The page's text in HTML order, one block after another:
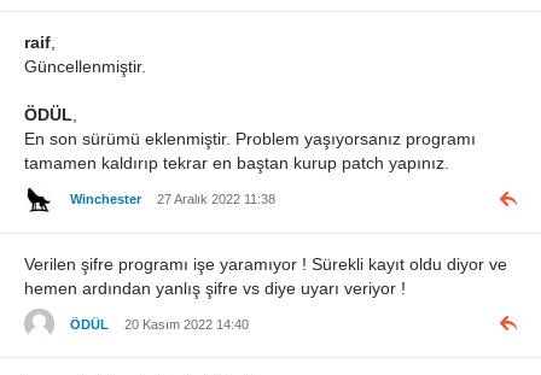
raif
Güncellenmiştir.
ÖDÜL
En son sürümü eklenmiştir. Problem yaşıyorsanız programı
tamamen kaldırıp tekrar en baştan kurup patch yapınız.
Winchester 27 Aralık 2022 11:38
Verilen şifre programı işe yaramıyor ! Sürekli kayıt oldu diyor ve
hemen ardından yanlış şifre vs diye uyarı veriyor !
ÖDÜL 20 Kasım 2022 14:40